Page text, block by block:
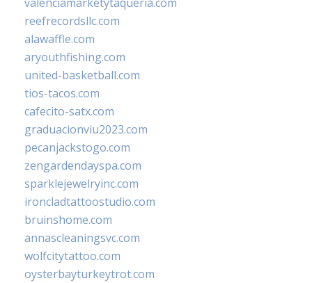
reefrecordsllc.com
alawaffle.com
aryouthfishing.com
united-basketball.com
tios-tacos.com
cafecito-satx.com
graduacionviu2023.com
pecanjackstogo.com
zengardendayspa.com
sparklejewelryinc.com
ironcladtattoostudio.com
bruinshome.com
annascleaningsvc.com
wolfcitytattoo.com
oysterbayturkeytrot.com